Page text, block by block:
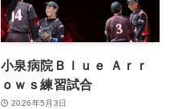
小泉病院Ｂｌｕｅ Ａｒｒ
ｏｗｓ練習試合
2026年5月3日